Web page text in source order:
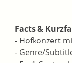
Facts &
- Hofkonzert
- Genre/